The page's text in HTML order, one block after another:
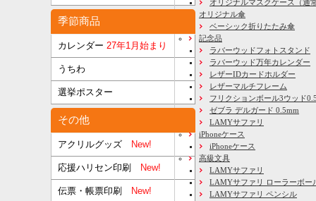
季節商品
カレンダー 27年1月始まり
うちわ
選挙ポスター
その他
アクリルグッズ New!
応援ハリセン印刷 New!
伝票・帳票印刷 New!
オリジナルマスクケース（通
オリジナル傘
ベーシック折りたたみ傘
記念品
ラバーウッドフォトスタンド
ラバーウッド万年カレンダー
レザーIDカードホルダー
レザーマルチフレーム
フリクションボール3ウッド
ゼブラ デルガード 0.5mm
LAMYサファリ
iPhoneケース
iPhoneケース
高級文具
LAMYサファリ
LAMYサファリ ローラーボー
LAMYサファリ ペンシル